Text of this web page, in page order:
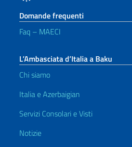
Domande frequenti
Faq – MAECI
L’Ambasciata d’Italia a Baku
Chi siamo
Italia e Azerbaigian
Servizi Consolari e Visti
Notizie